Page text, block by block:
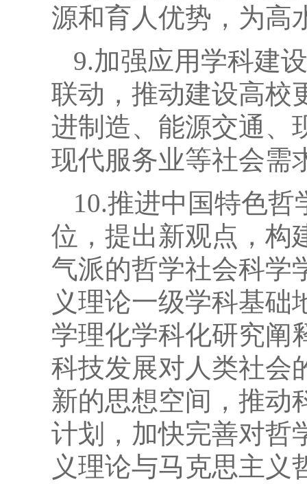
源和育人优势，为高
9.加强应用学科建
联动，推动建设高校
进制造、能源交通、
现代服务业等社会需
10.推进中国特色
位，提出新观点，构
气派的哲学社会科学
义理论一级学科基础
学理化学科化研究阐
科技发展对人类社会
新的思想空间，推动
计划，加快完善对哲
义理论与马克思主义